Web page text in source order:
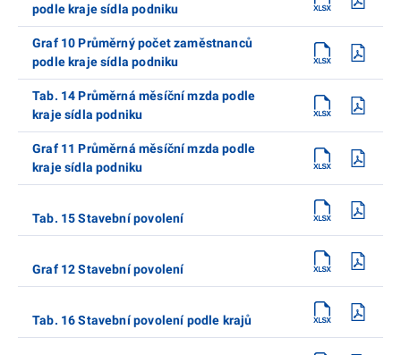
podle kraje sídla podniku
Graf 10 Průměrný počet zaměstnanců
podle kraje sídla podniku
Tab. 14 Průměrná měsíční mzda podle
kraje sídla podniku
Graf 11 Průměrná měsíční mzda podle
kraje sídla podniku
Tab. 15 Stavební povolení
Graf 12 Stavební povolení
Tab. 16 Stavební povolení podle krajů